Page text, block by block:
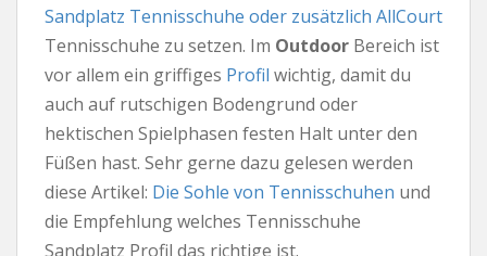
Sandplatz Tennisschuhe oder zusätzlich AllCourt
Tennisschuhe zu setzen. Im Outdoor Bereich ist
vor allem ein griffiges Profil wichtig, damit du
auch auf rutschigen Bodengrund oder
hektischen Spielphasen festen Halt unter den
Füßen hast. Sehr gerne dazu gelesen werden
diese Artikel: Die Sohle von Tennisschuhen und
die Empfehlung welches Tennisschuhe
Sandplatz Profil das richtige ist.